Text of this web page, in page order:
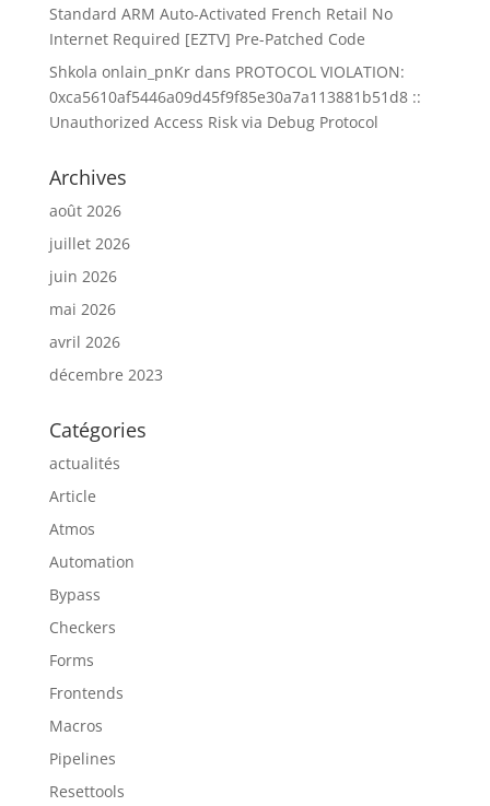
Standard ARM Auto-Activated French Retail No
Internet Required [EZTV] Pre-Patched Code
Shkola onlain_pnKrdans PROTOCOL VIOLATION:
0xca5610af5446a09d45f9f85e30a7a113881b51d8 ::
Unauthorized Access Risk via Debug Protocol
Archives
août 2026
juillet 2026
juin 2026
mai 2026
avril 2026
décembre 2023
Catégories
actualités
Article
Atmos
Automation
Bypass
Checkers
Forms
Frontends
Macros
Pipelines
Resettools